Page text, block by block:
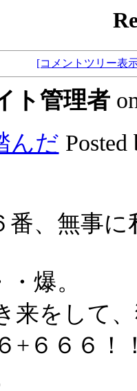
[コメントツリー表
ト管理者
んだ
番、無事
爆。
来をして
+６６６！